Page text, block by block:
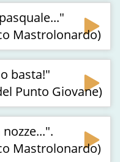
Mastrolonardo)
basta!"
Punto Giovane)
Mastrolonardo)